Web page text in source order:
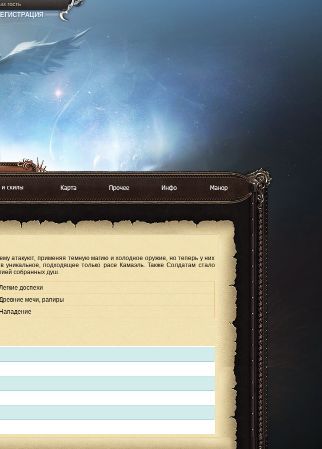
гость
атакуют, применяя темную магию и холодное оружие, но теперь у них
подходящее только расе Камаэль. Также Солдатам стало
собранных душ.
доспехи
мечи, рапиры
Нападение